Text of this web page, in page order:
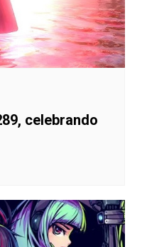
celebrando